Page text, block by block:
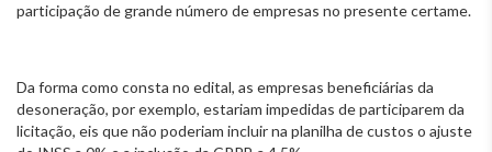
participação de grande número de empresas no presente certame.
Da forma como consta no edital, as empresas beneficiárias da
desoneração, por exemplo, estariam impedidas de participarem da
licitação, eis que não poderiam incluir na planilha de custos o ajuste